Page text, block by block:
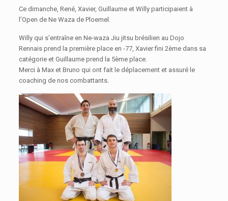
Ce dimanche, René, Xavier, Guillaume et Willy participaient à
l’Open de Ne Waza de Ploemel.
Willy qui s’entraîne en Ne-waza Jiu jitsu brésilien au Dojo
Rennais prend la première place en -77, Xavier fini 2ème dans sa
catégorie et Guillaume prend la 5ème place.
Merci à Max et Bruno qui ont fait le déplacement et assuré le
coaching de nos combattants.